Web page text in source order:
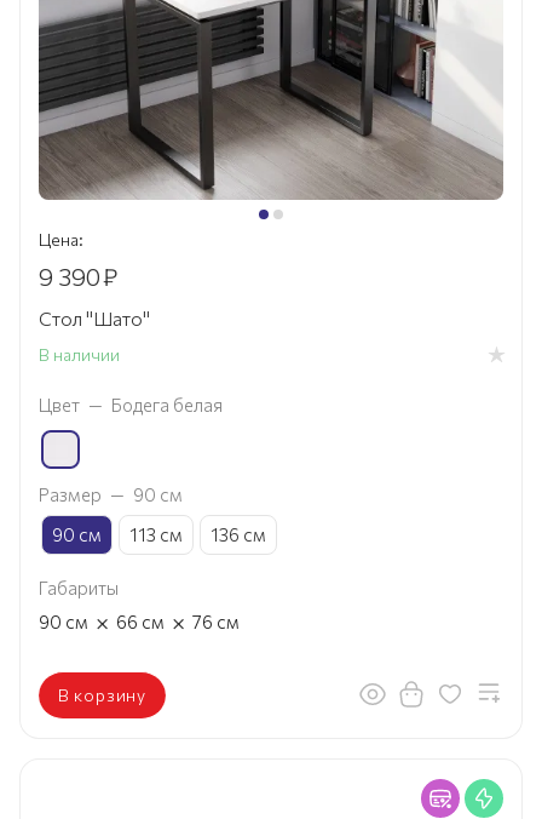
Цена:
9 390₽
Стол "Шато"
В наличии
Цвет — Бодега белая
Размер — 90 см
90 см
113 см 136 см
Габариты
90 см × 66 см × 76 см
В корзину